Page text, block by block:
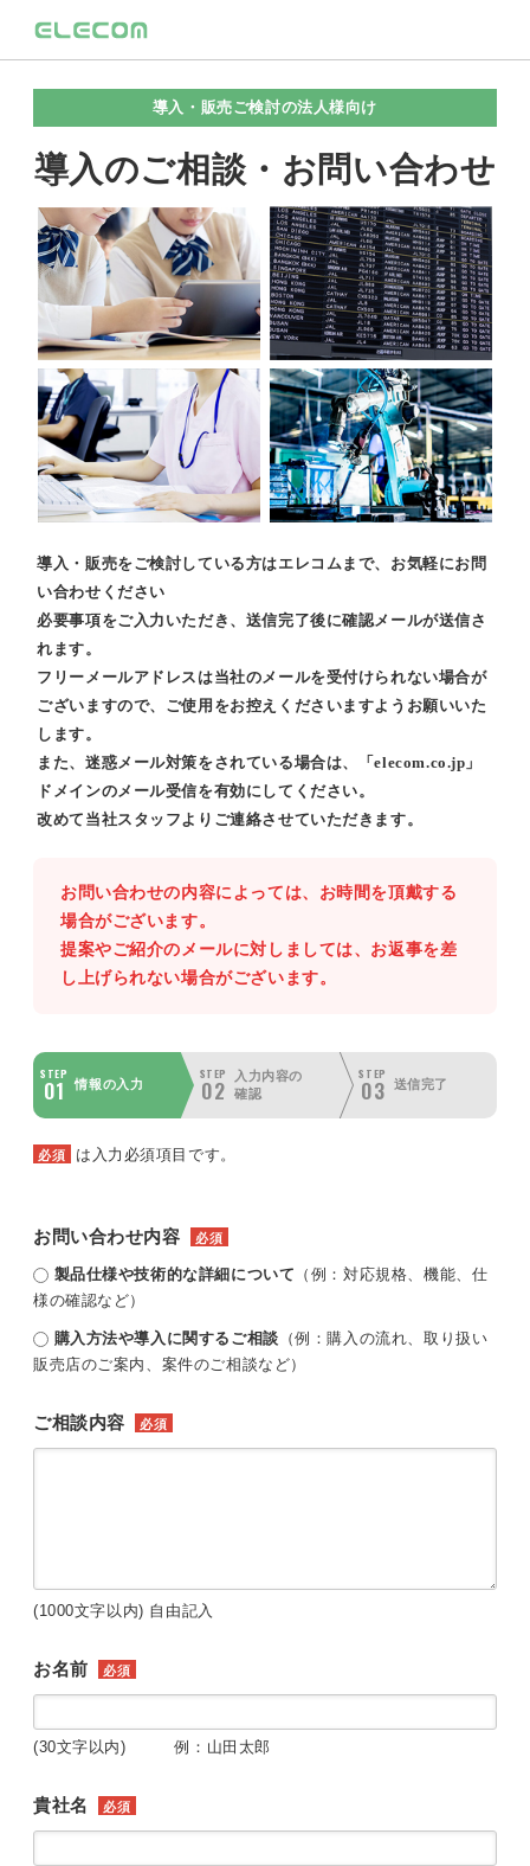
導入・販売ご検討の法人様向け
導入のご相談・お問い合わせ
導入・販売をご検討している方はエレコムまで、お気軽にお問
い合わせください
必要事項をご入力いただき、送信完了後に確認メールが送信さ
れます。
フリーメールアドレスは当社のメールを受付けられない場合が
ございますので、ご使用をお控えくださいますようお願いいた
します。
また、迷惑メール対策をされている場合は、「elecom.co.jp」
ドメインのメール受信を有効にしてください。
改めて当社スタッフよりご連絡させていただきます。
お問い合わせの内容によっては、お時間を頂戴する
場合がございます。
提案やご紹介のメールに対しましては、お返事を差
し上げられない場合がございます。
STEP
01 情報の入力
STEP
02
入力内容の
確認
STEP
03 送信完了
必須 は入力必須項目です。
お問い合わせ内容 必須
製品仕様や技術的な詳細について （例：対応規格、機能、仕
様の確認など）
購入方法や導入に関するご相談 （例：購入の流れ、取り扱い
販売店のご案内、案件のご相談など）
ご相談内容 必須
(1000文字以内) 自由記入
お名前 必須
(30文字以内) 例：山田太郎
貴社名 必須